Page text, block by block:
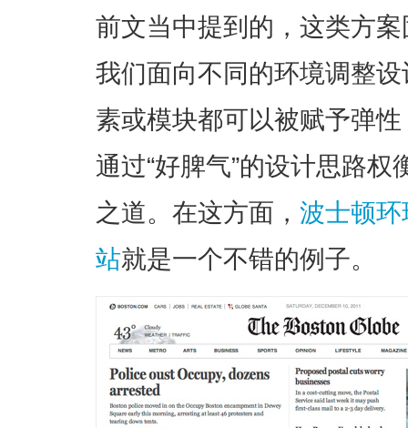
前文当中提到的，这类方
我们面向不同的环境调整
素或模块都可以被赋予弹
通过“好脾气”的设计思路
之道。在这方面， 波士顿环
站就是一个不错的例子。